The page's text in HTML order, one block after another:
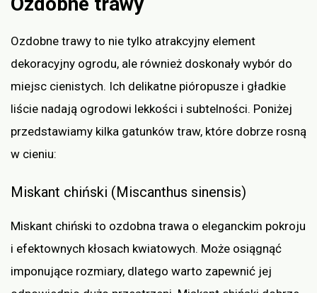
Ozdobne trawy to nie tylko atrakcyjny element
dekoracyjny ogrodu, ale również doskonały wybór do
miejsc cienistych. Ich delikatne pióropusze i gładkie
liście nadają ogrodowi lekkości i subtelności. Poniżej
przedstawiamy kilka gatunków traw, które dobrze rosną
w cieniu:
Miskant chiński (Miscanthus sinensis)
Miskant chiński to ozdobna trawa o eleganckim pokroju
i efektownych kłosach kwiatowych. Może osiągnąć
imponujące rozmiary, dlatego warto zapewnić jej